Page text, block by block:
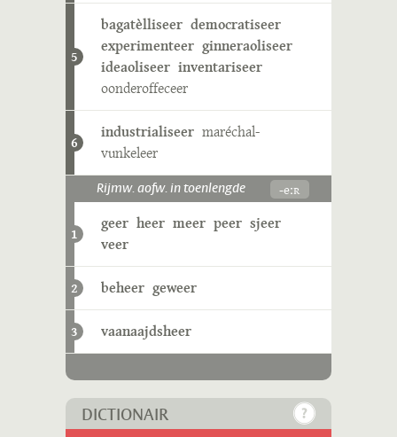
5
bagatèlliseer democratiseer
experimenteer ginneraoliseer
ideaoliseer inventariseer
oonderoffeceer
6
industrialiseer maréchal-
vunkeleer
Rijmw. aofw. in toenlengde -eːʀ
1
geer heer meer peer sjeer
veer
2 beheer geweer
3 vaanaajdsheer
DICTIONAIR